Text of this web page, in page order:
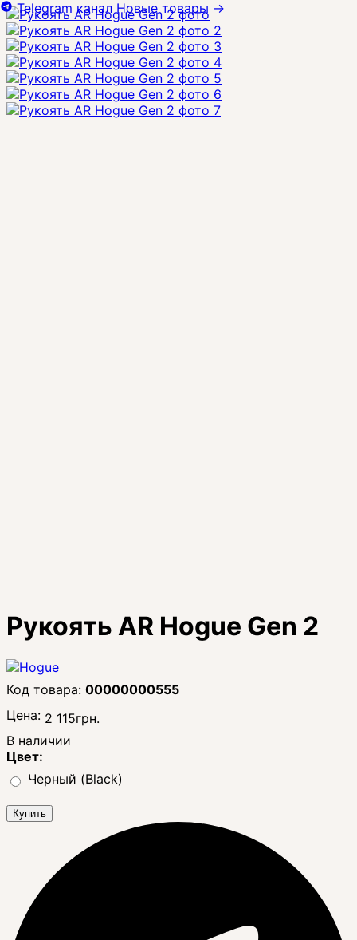
Рукоять AR Hogue Gen 2
00000000555
Цена: 2 115грн.
В наличии
Цвет:
Черный (Black)
Купить
Telegram канал Новые товары →